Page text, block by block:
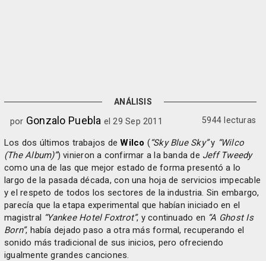
ANÁLISIS
por Gonzalo Puebla el 29 Sep 2011 5944 lecturas
Los dos últimos trabajos deWilco (“Sky Blue Sky”y “Wilco
(The Album)”) vinieron a confirmar a la banda de Jeff Tweedy
como una de las que mejor estado de forma presentó a lo
largo de la pasada década, con una hoja de servicios impecable
y el respeto de todos los sectores de la industria. Sin embargo,
parecía que la etapa experimental que habían iniciado en el
magistral “Yankee Hotel Foxtrot”, y continuado en “A Ghost Is
Born”, había dejado paso a otra más formal, recuperando el
sonido más tradicional de sus inicios, pero ofreciendo
igualmente grandes canciones.